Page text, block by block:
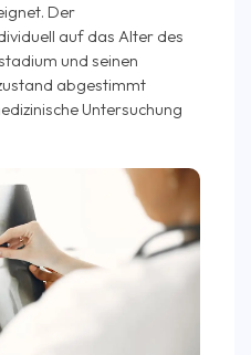
Der
auf das Alter des
und seinen
abgestimmt
Untersuchung